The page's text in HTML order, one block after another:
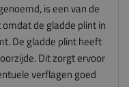
is een van de
de gladde plint in
De gladde plint heeft
Dit zorgt ervoor
verflagen goed